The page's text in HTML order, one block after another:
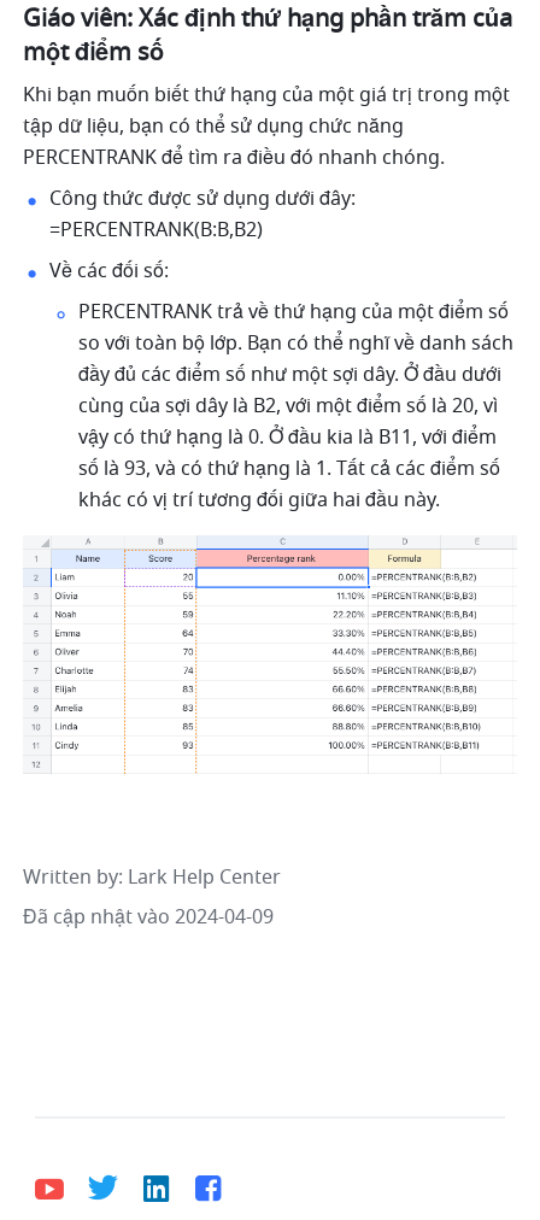
Giáo viên: Xác định thứ hạng phần trăm của
một điểm số
Khi bạn muốn biết thứ hạng của một giá trị trong một
tập dữ liệu, bạn có thể sử dụng chức năng
PERCENTRANK để tìm ra điều đó nhanh chóng.
Công thức được sử dụng dưới đây:
=PERCENTRANK(B:B,B2)
Về các đối số:
PERCENTRANK trả về thứ hạng của một điểm số
so với toàn bộ lớp. Bạn có thể nghĩ về danh sách
đầy đủ các điểm số như một sợi dây. Ở đầu dưới
cùng của sợi dây là B2, với một điểm số là 20, vì
vậy có thứ hạng là 0. Ở đầu kia là B11, với điểm
số là 93, và có thứ hạng là 1. Tất cả các điểm số
khác có vị trí tương đối giữa hai đầu này.
Written by: Lark Help Center
Đã cập nhật vào 2024-04-09